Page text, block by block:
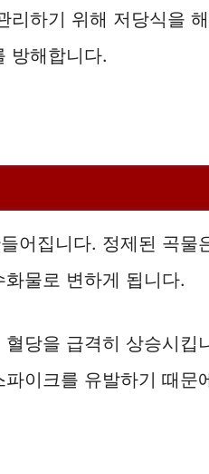
리하기 위해 저당식을
방해합니다.
어집니다. 정제된 곡물
물로 변하게 됩니다.
당을 급격히 상승시킵
이크를 유발하기 때문